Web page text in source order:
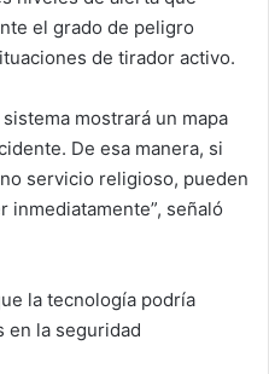
el grado de peligro
de tirador activo.
mostrará un mapa
De esa manera, si
servicio religioso, pueden
señaló
la tecnología podría
en la seguridad